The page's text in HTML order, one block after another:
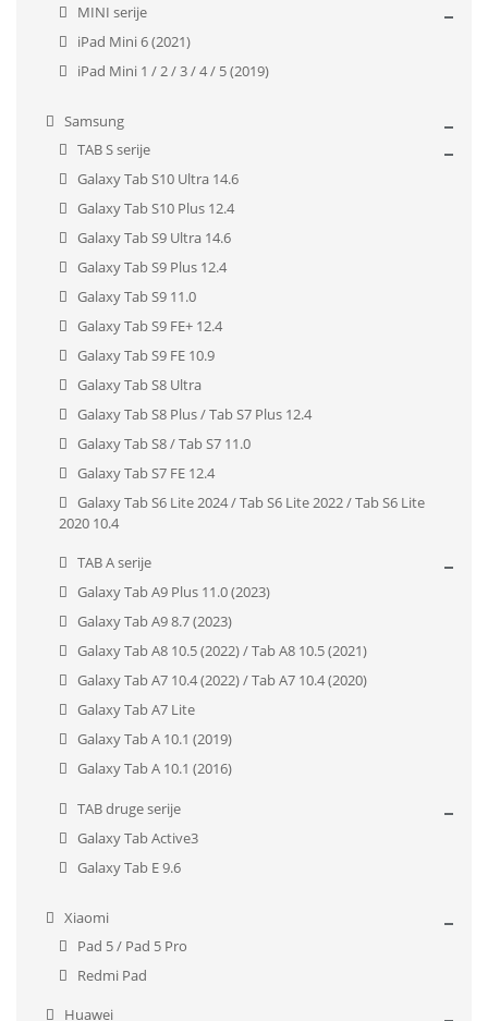
MINI serije
iPad Mini 6 (2021)
iPad Mini 1 / 2 / 3 / 4 / 5 (2019)
Samsung
TAB S serije
Galaxy Tab S10 Ultra 14.6
Galaxy Tab S10 Plus 12.4
Galaxy Tab S9 Ultra 14.6
Galaxy Tab S9 Plus 12.4
Galaxy Tab S9 11.0
Galaxy Tab S9 FE+ 12.4
Galaxy Tab S9 FE 10.9
Galaxy Tab S8 Ultra
Galaxy Tab S8 Plus / Tab S7 Plus 12.4
Galaxy Tab S8 / Tab S7 11.0
Galaxy Tab S7 FE 12.4
Galaxy Tab S6 Lite 2024 / Tab S6 Lite 2022 / Tab S6 Lite
2020 10.4
TAB A serije
Galaxy Tab A9 Plus 11.0 (2023)
Galaxy Tab A9 8.7 (2023)
Galaxy Tab A8 10.5 (2022) / Tab A8 10.5 (2021)
Galaxy Tab A7 10.4 (2022) / Tab A7 10.4 (2020)
Galaxy Tab A7 Lite
Galaxy Tab A 10.1 (2019)
Galaxy Tab A 10.1 (2016)
TAB druge serije
Galaxy Tab Active3
Galaxy Tab E 9.6
Xiaomi
Pad 5 / Pad 5 Pro
Redmi Pad
Huawei